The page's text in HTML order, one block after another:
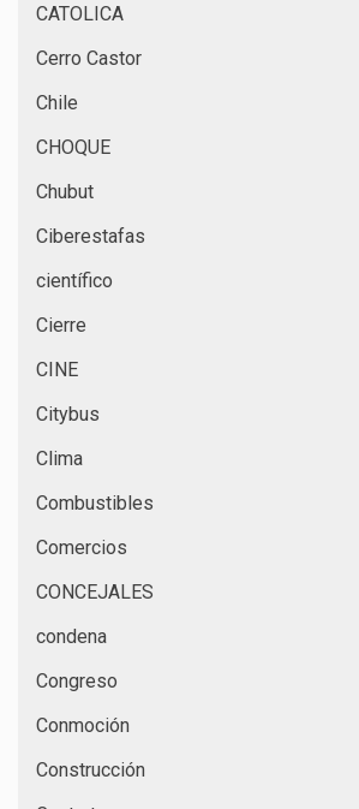
CATOLICA
Cerro Castor
Chile
CHOQUE
Chubut
Ciberestafas
científico
Cierre
CINE
Citybus
Clima
Combustibles
Comercios
CONCEJALES
condena
Congreso
Conmoción
Construcción